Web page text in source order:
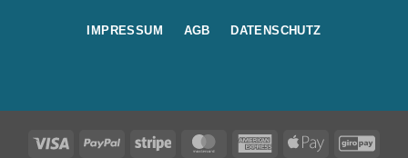
IMPRESSUM AGB DATENSCHUTZ
Visa PayPal Stripe MasterCardAmericanApple